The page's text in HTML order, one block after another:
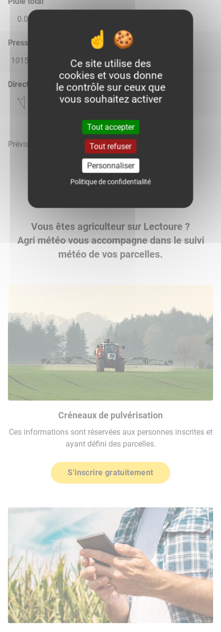
0.0
Pression atmosphérique (hPa)
1015.0
1015.0 1015.0 1015.0
Direction du vent
Prévisions météo mises à jour le 8 août 2026 à 22h
Vous êtes agriculteur sur Lectoure ?
Agri météo vous accompagne dans le suivi
météo de vos parcelles.
Créneaux de pulvérisation
Ces informations sont réservées aux personnes inscrites et
ayant défini des parcelles.
S'inscrire gratuitement
Ce site utilise des
cookies et vous donne
le contrôle sur ceux que
vous souhaitez activer
Tout accepter
Tout refuser
Personnaliser
Politique de confidentialité